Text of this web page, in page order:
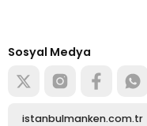
Sosyal Medya
istanbulmanken.com.tr